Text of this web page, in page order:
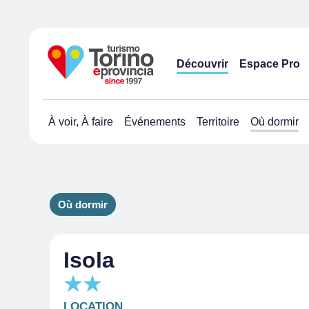
Découvrir Espace Pro
À voir, À faire Événements Territoire Où dormir
Où dormir
Isola